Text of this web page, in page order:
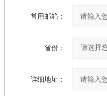
常用邮箱：
省份：
详细地址：